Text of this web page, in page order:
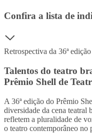
Confira a lista de
Retrospectiva da 36ª
Talentos do teatro
Prêmio Shell de
A 36ª edição do Prêmio
diversidade da cena teatral
refletem a pluralidade de
o teatro contemporâneo no